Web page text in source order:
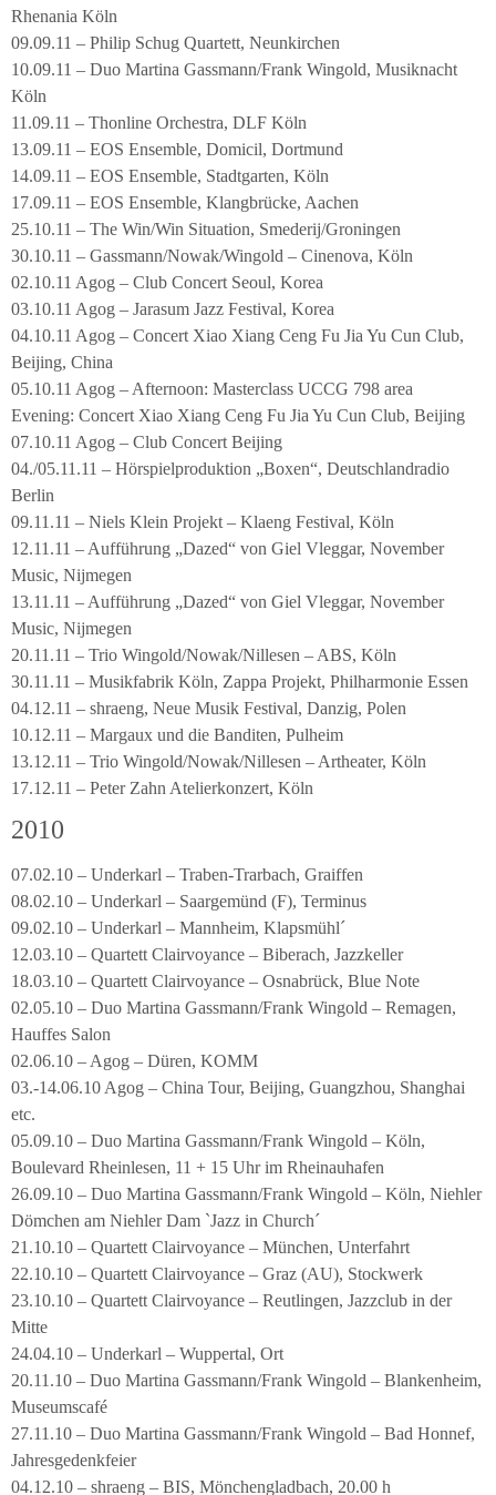
Rhenania Köln
09.09.11 – Philip Schug Quartett, Neunkirchen
10.09.11 – Duo Martina Gassmann/Frank Wingold, Musiknacht
Köln
11.09.11 – Thonline Orchestra, DLF Köln
13.09.11 – EOS Ensemble, Domicil, Dortmund
14.09.11 – EOS Ensemble, Stadtgarten, Köln
17.09.11 – EOS Ensemble, Klangbrücke, Aachen
25.10.11 – The Win/Win Situation, Smederij/Groningen
30.10.11 – Gassmann/Nowak/Wingold – Cinenova, Köln
02.10.11 Agog – Club Concert Seoul, Korea
03.10.11 Agog – Jarasum Jazz Festival, Korea
04.10.11 Agog – Concert Xiao Xiang Ceng Fu Jia Yu Cun Club,
Beijing, China
05.10.11 Agog – Afternoon: Masterclass UCCG 798 area
Evening: Concert Xiao Xiang Ceng Fu Jia Yu Cun Club, Beijing
07.10.11 Agog – Club Concert Beijing
04./05.11.11 – Hörspielproduktion „Boxen“, Deutschlandradio
Berlin
09.11.11 – Niels Klein Projekt – Klaeng Festival, Köln
12.11.11 – Aufführung „Dazed“ von Giel Vleggar, November
Music, Nijmegen
13.11.11 – Aufführung „Dazed“ von Giel Vleggar, November
Music, Nijmegen
20.11.11 – Trio Wingold/Nowak/Nillesen – ABS, Köln
30.11.11 – Musikfabrik Köln, Zappa Projekt, Philharmonie Essen
04.12.11 – shraeng, Neue Musik Festival, Danzig, Polen
10.12.11 – Margaux und die Banditen, Pulheim
13.12.11 – Trio Wingold/Nowak/Nillesen – Artheater, Köln
17.12.11 – Peter Zahn Atelierkonzert, Köln
2010
07.02.10 – Underkarl – Traben-Trarbach, Graiffen
08.02.10 – Underkarl – Saargemünd (F), Terminus
09.02.10 – Underkarl – Mannheim, Klapsmühl´
12.03.10 – Quartett Clairvoyance – Biberach, Jazzkeller
18.03.10 – Quartett Clairvoyance – Osnabrück, Blue Note
02.05.10 – Duo Martina Gassmann/Frank Wingold – Remagen,
Hauffes Salon
02.06.10 – Agog – Düren, KOMM
03.-14.06.10 Agog – China Tour, Beijing, Guangzhou, Shanghai
etc.
05.09.10 – Duo Martina Gassmann/Frank Wingold – Köln,
Boulevard Rheinlesen, 11 + 15 Uhr im Rheinauhafen
26.09.10 – Duo Martina Gassmann/Frank Wingold – Köln, Niehler
Dömchen am Niehler Dam `Jazz in Church´
21.10.10 – Quartett Clairvoyance – München, Unterfahrt
22.10.10 – Quartett Clairvoyance – Graz (AU), Stockwerk
23.10.10 – Quartett Clairvoyance – Reutlingen, Jazzclub in der
Mitte
24.04.10 – Underkarl – Wuppertal, Ort
20.11.10 – Duo Martina Gassmann/Frank Wingold – Blankenheim,
Museumscafé
27.11.10 – Duo Martina Gassmann/Frank Wingold – Bad Honnef,
Jahresgedenkfeier
04.12.10 – shraeng – BIS, Mönchengladbach, 20.00 h